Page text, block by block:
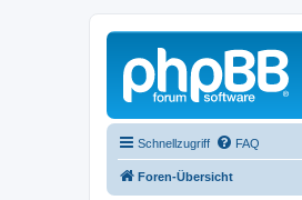
Schnellzugriff FAQ
Foren-Übersicht